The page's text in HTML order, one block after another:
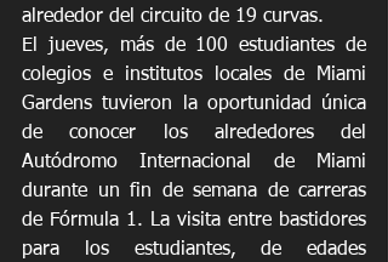
alrededor del circuito de 19 curvas.
El jueves, más de 100 estudiantes de
colegios e institutos locales de Miami
Gardens tuvieron la oportunidad única
de conocer los alrededores del
Autódromo Internacional de Miami
durante un fin de semana de carreras
de Fórmula 1. La visita entre bastidores
para los estudiantes, de edades